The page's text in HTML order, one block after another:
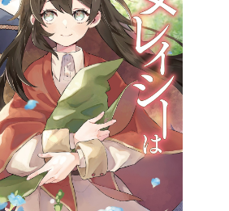
オーバーラップノベルスf
ロサージュノベルス
コミックガルド